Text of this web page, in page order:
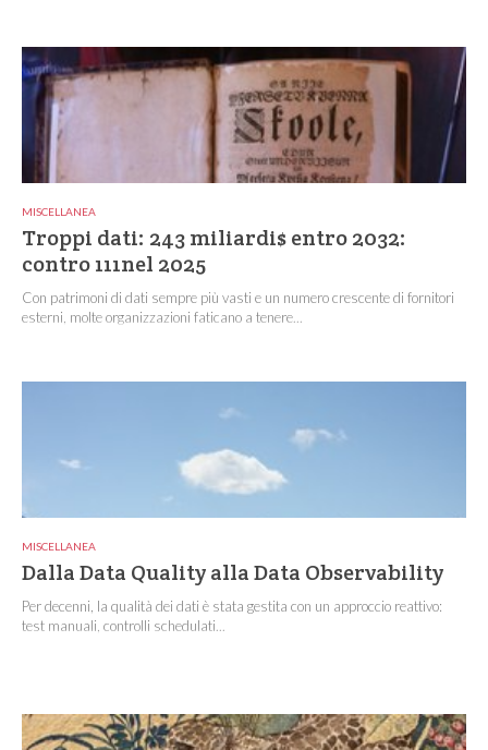
MISCELLANEA
Troppi dati: 243 miliardi$ entro 2032:
contro 111nel 2025
Con patrimoni di dati sempre più vasti e un numero crescente di fornitori
esterni, molte organizzazioni faticano a tenere...
MISCELLANEA
Dalla Data Quality alla Data Observability
Per decenni, la qualità dei dati è stata gestita con un approccio reattivo:
test manuali, controlli schedulati...